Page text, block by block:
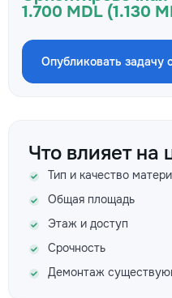
1.700 MDL (1.130
Опубликовать задачу
Что влияет на
Тип и качество
Общая площадь
Этаж и доступ
Срочность
Демонтаж